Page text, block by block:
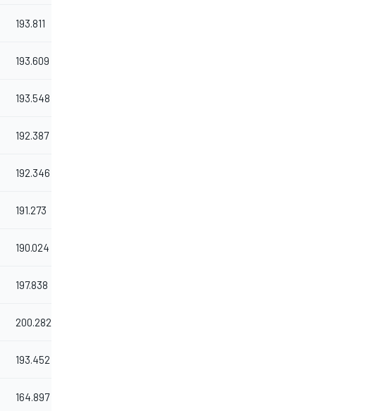
193.811
193.609
193.548
192.387
192.346
191.273
190.024
197.838
200.282
193.452
164.897